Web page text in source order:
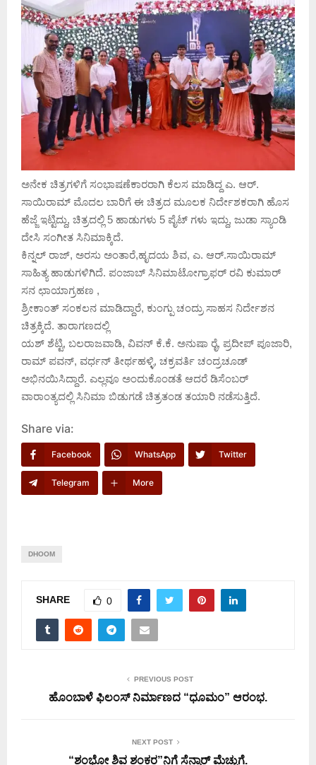
ಅನೇಕ ಚಿತ್ರಗಳಿಗೆ ಸಂಭಾಷಣೆಕಾರರಾಗಿ ಕೆಲಸ ಮಾಡಿದ್ದ ಎ. ಆರ್.
ಸಾಯಿರಾಮ್ ಮೊದಲ ಬಾರಿಗೆ ಈ ಚಿತ್ರದ ಮೂಲಕ ನಿರ್ದೇಶಕರಾಗಿ ಹೊಸ
ಹೆಜ್ಜೆ ಇಟ್ಟಿದ್ದು, ಚಿತ್ರದಲ್ಲಿ 5 ಹಾಡುಗಳು 5 ಪೈಟ್ ಗಳು ಇದ್ದು, ಜುಡಾ ಸ್ಯಾಂಡಿ
ದೇಸಿ ಸಂಗೀತ ಸಿನಿಮಾಕ್ಕಿದೆ.
ಕಿನ್ನಲ್ ರಾಜ್, ಅರಸು ಅಂತಾರೆ,ಹೃದಯ ಶಿವ, ಎ. ಆರ್.ಸಾಯಿರಾಮ್
ಸಾಹಿತ್ಯ ಹಾಡುಗಳಿಗಿದೆ. ಪಂಜಾಬ್ ಸಿನಿಮಾಟೋಗ್ರಾಫರ್ ರವಿ ಕುಮಾರ್
ಸನ ಛಾಯಾಗ್ರಹಣ ,
ಶ್ರೀಕಾಂತ್ ಸಂಕಲನ ಮಾಡಿದ್ದಾರೆ, ಕುಂಗ್ಪು ಚಂದ್ರು ಸಾಹಸ ನಿರ್ದೇಶನ
ಚಿತ್ರಕ್ಕಿದೆ. ತಾರಾಗಣದಲ್ಲಿ
ಯಶ್ ಶೆಟ್ಟಿ, ಬಲರಾಜವಾಡಿ, ವಿವನ್ ಕೆ.ಕೆ. ಅನುಷಾ ರೈ, ಪ್ರದೀಪ್ ಪೂಜಾರಿ,
ರಾಮ್ ಪವನ್, ವರ್ಧನ್ ತೀರ್ಥಹಳ್ಳಿ, ಚಕ್ರವರ್ತಿ ಚಂದ್ರಚೂಡ್
ಅಭಿನಯಿಸಿದ್ದಾರೆ. ಎಲ್ಲವೂ ಅಂದುಕೊಂಡತೆ ಆದರೆ ಡಿಸೆಂಬರ್
ವಾರಾಂತ್ಯದಲ್ಲಿ ಸಿನಿಮಾ ಬಿಡುಗಡೆ ಚಿತ್ರತಂಡ ತಯಾರಿ ನಡೆಸುತ್ತಿದೆ.
Share via:
Facebook WhatsApp Twitter
Telegram More
DHOOM
SHARE 0
PREVIOUS POST
ಹೊಂಬಾಳೆ ಫಿಲಂಸ್ ನಿರ್ಮಾಣದ “ಧೂಮಂ” ಆರಂಭ.
NEXT POST
“ಶಂಭೋ ಶಿವ ಶಂಕರ”ನಿಗೆ ಸೆನ್ಸಾರ್ ಮೆಚ್ಚುಗೆ.